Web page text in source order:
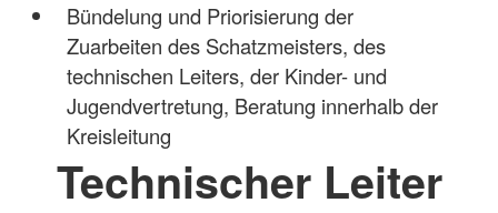
Bündelung und Priorisierung der
Zuarbeiten des Schatzmeisters, des
technischen Leiters, der Kinder- und
Jugendvertretung, Beratung innerhalb der
Kreisleitung
Technischer Leiter